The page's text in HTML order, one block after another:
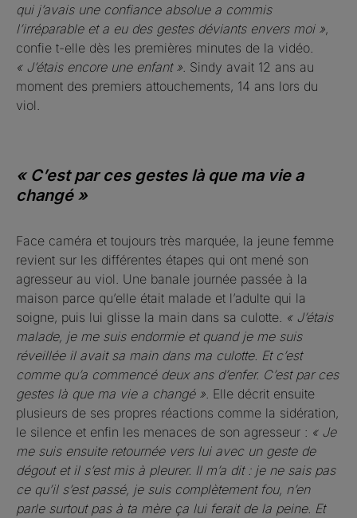
qui j’avais une confiance absolue a commis
l’irréparable et a eu des gestes déviants envers moi »,
confie t-elle dès les premières minutes de la vidéo.
« J’étais encore une enfant » . Sindy avait 12 ans au
moment des premiers attouchements, 14 ans lors du
viol.
« C’est par ces gestes là que ma vie a
changé »
Face caméra et toujours très marquée, la jeune femme
revient sur les différentes étapes qui ont mené son
agresseur au viol. Une banale journée passée à la
maison parce qu’elle était malade et l’adulte qui la
soigne, puis lui glisse la main dans sa culotte. « J’étais
malade, je me suis endormie et quand je me suis
réveillée il avait sa main dans ma culotte. Et c’est
comme qu’a commencé deux ans d’enfer. C’est par ces
gestes là que ma vie a changé » . Elle décrit ensuite
plusieurs de ses propres réactions comme la sidération,
le silence et enfin les menaces de son agresseur : « Je
me suis ensuite retournée vers lui avec un geste de
dégout et il s’est mis à pleurer. Il m’a dit : je ne sais pas
ce qu’il s’est passé, je suis complètement fou, n’en
parle surtout pas à ta mère ça lui ferait de la peine. Et